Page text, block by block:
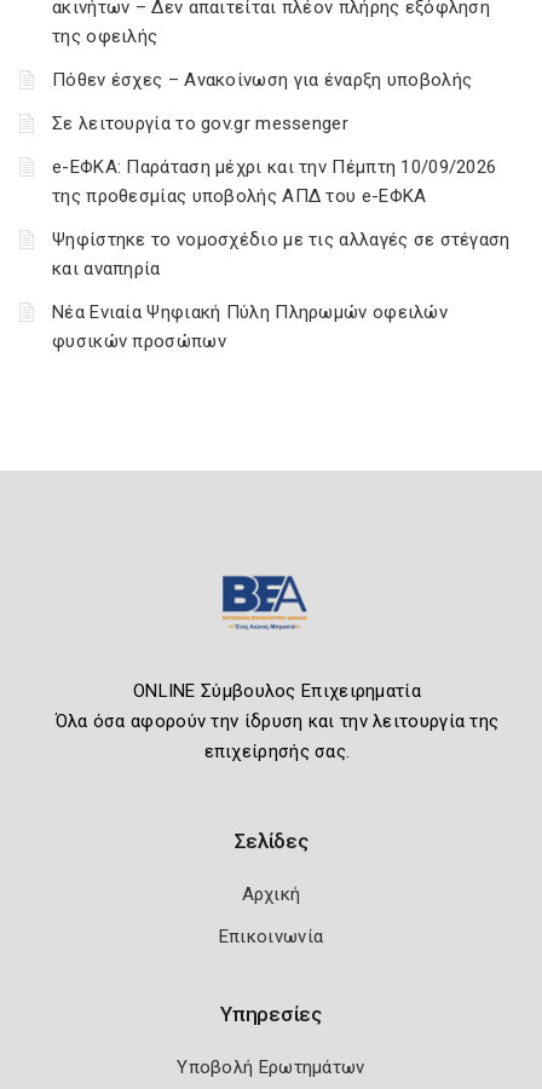
ακινήτων – Δεν απαιτείται πλέον πλήρης εξόφληση
της οφειλής
Πόθεν έσχες – Ανακοίνωση για έναρξη υποβολής
Σε λειτουργία το gov.gr messenger
e-ΕΦΚΑ: Παράταση μέχρι και την Πέμπτη 10/09/2026
της προθεσμίας υποβολής ΑΠΔ του e-ΕΦΚΑ
Ψηφίστηκε το νομοσχέδιο με τις αλλαγές σε στέγαση
και αναπηρία
Νέα Ενιαία Ψηφιακή Πύλη Πληρωμών οφειλών
φυσικών προσώπων
ONLINE Σύμβουλος Επιχειρηματία
Όλα όσα αφορούν την ίδρυση και την λειτουργία της
επιχείρησής σας.
Σελίδες
Αρχική
Επικοινωνία
Υπηρεσίες
Υποβολή Ερωτημάτων